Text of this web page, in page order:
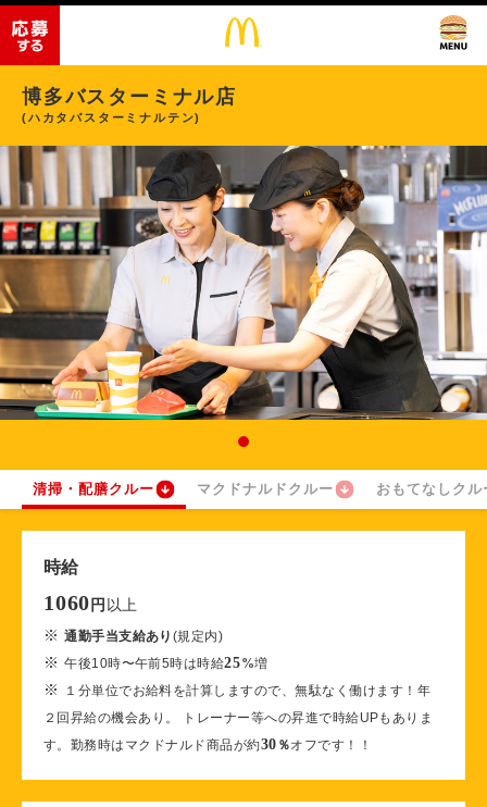
博多バスターミナル店
(ハカタバスターミナルテン)
清掃・配膳クルー マクドナルドクルー おもてなしクル
時給
1060 円 以上
※通勤手当支給あり (規定内)
※午後10時〜午前5時は時給25%増
※
１分単位でお給料を計算しますので、無駄なく働けます！年
２回昇給の機会あり。 トレーナー等への昇進で時給UPもありま
す。勤務時はマクドナルド商品が約30 ％オフです！！